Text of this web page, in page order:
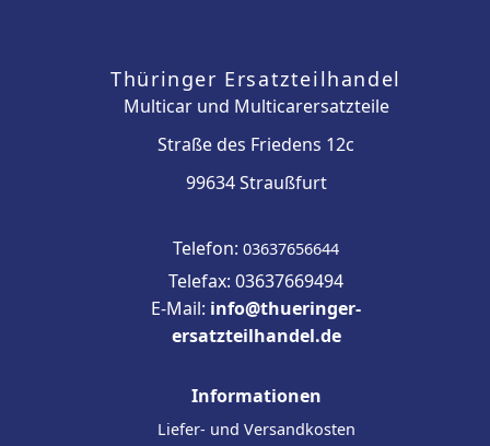
Thüringer Ersatzteilhandel
Multicar und Multicarersatzteile
Straße des Friedens 12c
99634 Straußfurt
Telefon: 03637656644
Telefax: 03637669494
E-Mail: info@thueringer-
ersatzteilhandel.de
Informationen
Liefer- und Versandkosten